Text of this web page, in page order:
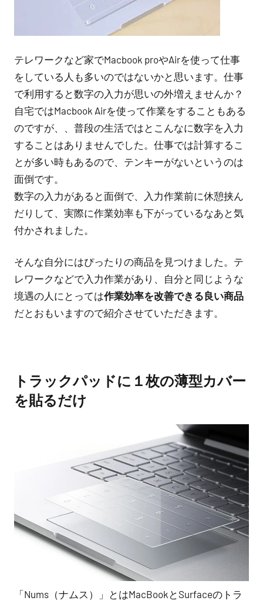
テレワークなど家でMacbook proやAirを使って仕事
をしている人も多いのではないかと思います。仕事
で利用すると数字の入力が思いの外増えませんか？
自宅ではMacbook Airを使って作業をすることもある
のですが、、普段の生活ではとこんなに数字を入力
することはありませんでした。仕事では計算するこ
とが多い時もあるので、テンキーがないというのは
面倒です。
数字の入力があると面倒で、入力作業前に休憩挟ん
だりして、実際に作業効率も下がっているなあと気
付かされました。
そんな自分にはぴったりの商品を見つけました。テ
レワークなどで入力作業があり、自分と同じような
境遇の人にとっては作業効率を改善できる良い商品
だとおもいますので紹介させていただきます。
トラックパッドに１枚の薄型カバー
を貼るだけ
「Nums（ナムス）」とはMacBookとSurfaceのトラ